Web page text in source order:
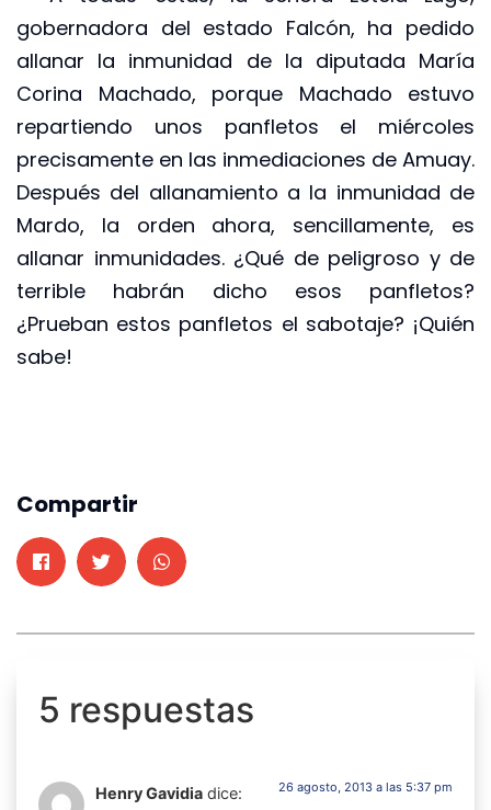
gobernadora del estado Falcón, ha pedido
allanar la inmunidad de la diputada María
Corina Machado, porque Machado estuvo
repartiendo unos panfletos el miércoles
precisamente en las inmediaciones de Amuay.
Después del allanamiento a la inmunidad de
Mardo, la orden ahora, sencillamente, es
allanar inmunidades. ¿Qué de peligroso y de
terrible habrán dicho esos panfletos?
¿Prueban estos panfletos el sabotaje? ¡Quién
sabe!
Compartir
5 respuestas
Henry Gavidia dice: 26 agosto, 2013 a las 5:37 pm